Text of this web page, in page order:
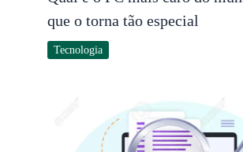
que o torna tão especial
Tecnologia